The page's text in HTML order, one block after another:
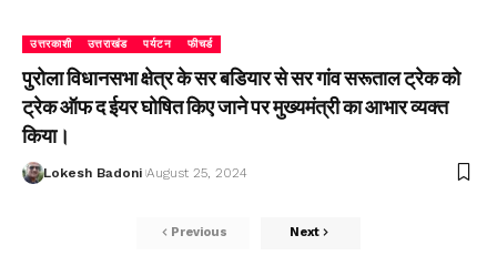
उत्तरकाशी उत्तराखंड पर्यटन फीचर्ड
पुरोला विधानसभा क्षेत्र के सर बडियार से सर गांव सरूताल ट्रेक को
ट्रेक ऑफ द ईयर घोषित किए जाने पर मुख्यमंत्री का आभार व्यक्त
किया।
Lokesh Badoni August 25, 2024
Previous Next